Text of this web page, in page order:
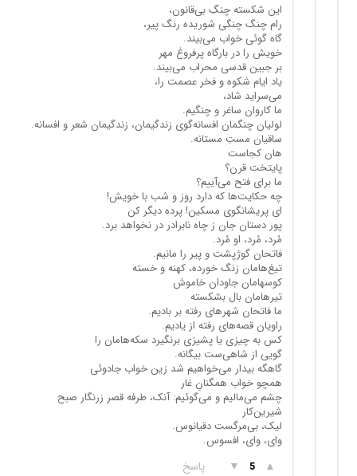
این شکسته چنگِ بی‌قانون،
رام چنگ چنگی شوریده رنگ پیر،
گاه گوئی خواب می‌بیند.
خویش را در بارگاه پرفروغ مهر
بر جبین قدسی محراب می‌بیند.
یاد ایام شکوه و فخر عصمت را،
می‌سراید شاد،
ما کاروان ساغر و چنگیم.
لولیان چنگمان افسانه‌گوی زندگیمان، زندگیمان شعر و افسانه.
ساقیان مستِ مستانه.
هان کجاست
پایتخت قرن؟
ما برای فتح می‌آییم؟
چه حکایت‌ها که دارد روز و شب با خویش!
ای پریشانگوی مسکین! پرده دیگر کن
پور دستان جان ز چاه نابرادر در نخواهد برد.
مُرد، مُرد، او مُرد.
فاتحان گوژپشت و پیر را مانیم.
تیغ‌هامان زنگ خورده، کهنه و خسته
کوسهامان جاودان خاموش
تیرهامان بال بشکسته
ما فاتحان شهرهای رفته بر بادیم.
راویان قصه‌های رفته از یادیم.
کس به چیزی یا پشیزی برنگیرد سکه‌هامان را
گویی از شاهی‌ست بیگانه.
گاهگه بیدار می‌خواهیم شد زین خواب جادوئی
همچو خواب همگنانِ غار
چشم می‌مالیم و می‌گوئیم: آنک، طرفه قصر زرنگار صبح
شیرین‌کار
لیک، بی‌مرگست دقیانوس.
وای، وای، افسوس.
▲
5
▼ پاسخ